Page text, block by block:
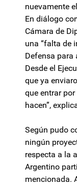
nuevamente
En diálogo
Cámara de
una “falta de
Defensa para
Desde el
que ya
que entrar
hacen”,
Según pudo
ningún
respecta a la
Argentino
mencionada.